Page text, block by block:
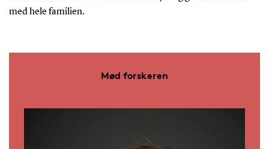
med hele familien.
Mød forskeren